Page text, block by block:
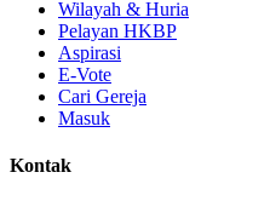
Wilayah & Huria
Pelayan HKBP
Aspirasi
E-Vote
Cari Gereja
Masuk
Kontak